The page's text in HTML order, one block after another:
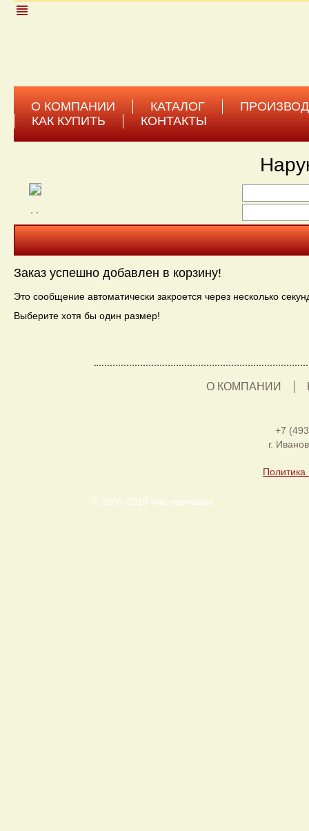
view_headline
О КОМПАНИИ КАТАЛОГ
КАК КУПИТЬ
КОНТАКТЫ
Каталог
Заказ успешно добавлен в корзину!
Это сообщение автоматически закроется через несколько
Выберите хотя бы один размер!
О КОМПАНИИ
+7
г.
© 2006-2019 Ивспецпошив